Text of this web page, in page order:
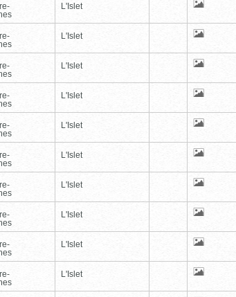
L'Islet
L'Islet
L'Islet
L'Islet
L'Islet
L'Islet
L'Islet
L'Islet
L'Islet
L'Islet